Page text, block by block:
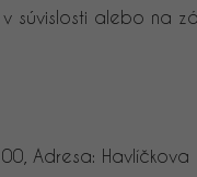
súvislosti alebo na
Adresa: